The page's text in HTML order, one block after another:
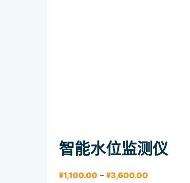
智能水位监测仪
¥1,100.00 – ¥3,600.00